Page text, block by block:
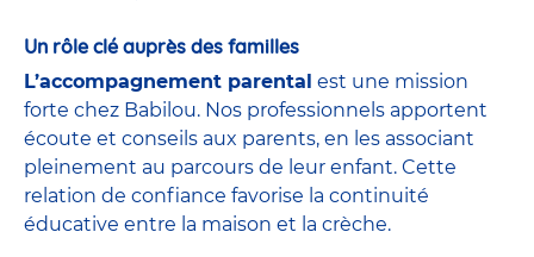
Un rôle clé auprès des familles
L’accompagnement parental est une mission
forte chez Babilou. Nos professionnels apportent
écoute et conseils aux parents, en les associant
pleinement au parcours de leur enfant. Cette
relation de confiance favorise la continuité
éducative entre la maison et la crèche.